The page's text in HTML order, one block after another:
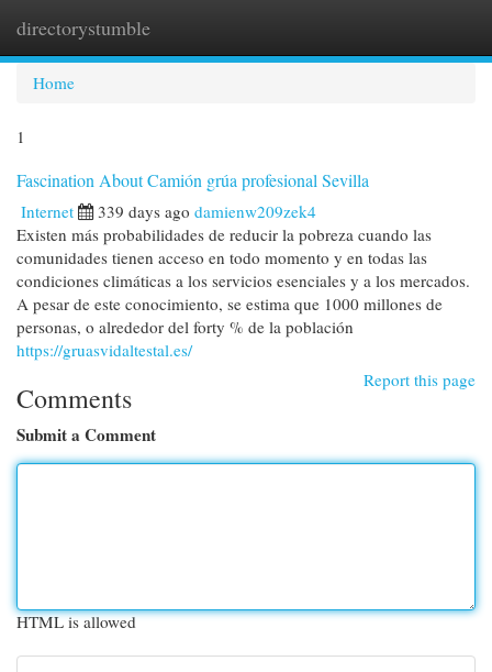
directorystumble
Home
1
Fascination About Camión grúa profesional Sevilla
Internet 339 days ago damienw209zek4
Existen más probabilidades de reducir la pobreza cuando las
comunidades tienen acceso en todo momento y en todas las
condiciones climáticas a los servicios esenciales y a los mercados.
A pesar de este conocimiento, se estima que 1000 millones de
personas, o alrededor del forty % de la población
https://gruasvidaltestal.es/
Report this page
Comments
Submit a Comment
HTML is allowed